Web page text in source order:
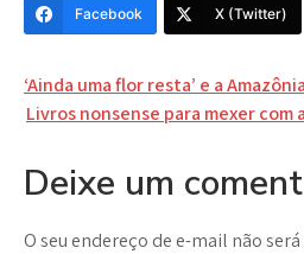
Facebook X (Twitter)
Navegação
de
Post
‘Ainda uma flor resta’ e a
Livros nonsense para mexer com
Deixe um
O seu endereço de e-mail não